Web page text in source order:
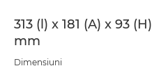
313 (l) x 181 (A) x 93 (H)
mm
Dimensiuni